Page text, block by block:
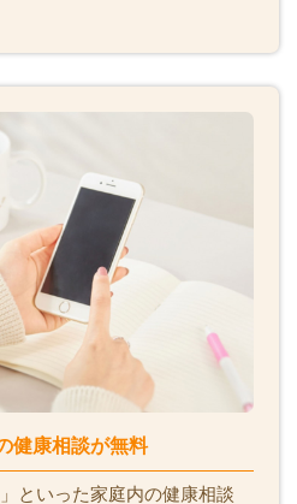
健康相談が無料
といった家庭内の健康相談